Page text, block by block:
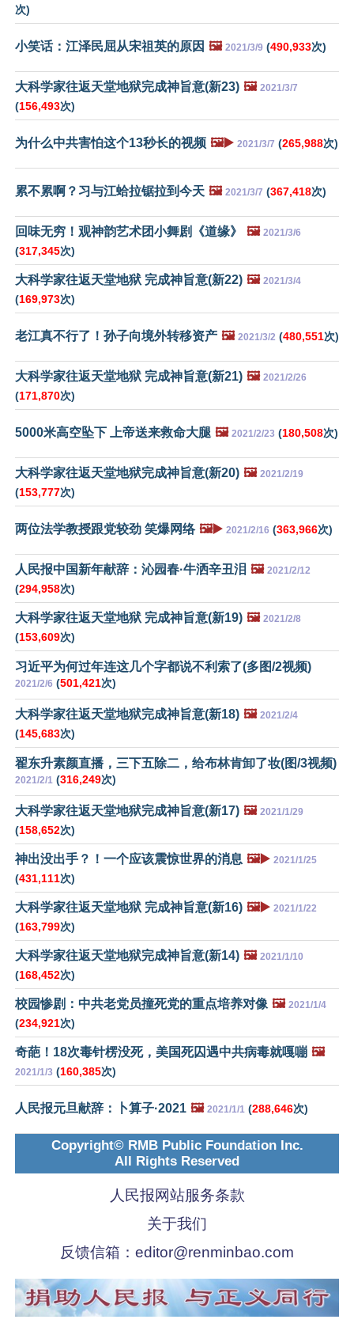
次)
小笑话：江泽民屈从宋祖英的原因 🖼️ 2021/3/9 (490,933次)
大科学家往返天堂地狱完成神旨意(新23) 🖼️ 2021/3/7
(156,493次)
为什么中共害怕这个13秒长的视频 🖼️▶️ 2021/3/7 (265,988次)
累不累啊？习与江蛤拉锯拉到今天 🖼️ 2021/3/7 (367,418次)
回味无穷！观神韵艺术团小舞剧《道缘》 🖼️ 2021/3/6
(317,345次)
大科学家往返天堂地狱 完成神旨意(新22) 🖼️ 2021/3/4
(169,973次)
老江真不行了！孙子向境外转移资产 🖼️ 2021/3/2 (480,551次)
大科学家往返天堂地狱 完成神旨意(新21) 🖼️ 2021/2/26
(171,870次)
5000米高空坠下 上帝送来救命大腿 🖼️ 2021/2/23 (180,508次)
大科学家往返天堂地狱完成神旨意(新20) 🖼️ 2021/2/19
(153,777次)
两位法学教授跟党较劲 笑爆网络 🖼️▶️ 2021/2/16 (363,966次)
人民报中国新年献辞：沁园春·牛洒辛丑泪 🖼️ 2021/2/12
(294,958次)
大科学家往返天堂地狱 完成神旨意(新19) 🖼️ 2021/2/8
(153,609次)
习近平为何过年连这几个字都说不利索了(多图/2视频)
2021/2/6 (501,421次)
大科学家往返天堂地狱完成神旨意(新18) 🖼️ 2021/2/4
(145,683次)
翟东升素颜直播，三下五除二，给布林肯卸了妆(图/3视频)
2021/2/1 (316,249次)
大科学家往返天堂地狱完成神旨意(新17) 🖼️ 2021/1/29
(158,652次)
神出没出手？！一个应该震惊世界的消息 🖼️▶️ 2021/1/25
(431,111次)
大科学家往返天堂地狱 完成神旨意(新16) 🖼️▶️ 2021/1/22
(163,799次)
大科学家往返天堂地狱完成神旨意(新14) 🖼️ 2021/1/10
(168,452次)
校园惨剧：中共老党员撞死党的重点培养对像 🖼️ 2021/1/4
(234,921次)
奇葩！18次毒针楞没死，美国死囚遇中共病毒就嘎嘣 🖼️
2021/1/3 (160,385次)
人民报元旦献辞：卜算子·2021 🖼️ 2021/1/1 (288,646次)
Copyright© RMB Public Foundation Inc.
All Rights Reserved
人民报网站服务条款
关于我们
反馈信箱： editor@renminbao.com